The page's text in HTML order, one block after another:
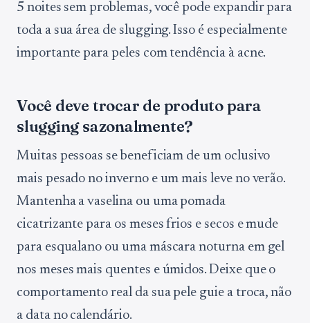
5 noites sem problemas, você pode expandir para
toda a sua área de slugging. Isso é especialmente
importante para peles com tendência à acne.
Você deve trocar de produto para
slugging sazonalmente?
Muitas pessoas se beneficiam de um oclusivo
mais pesado no inverno e um mais leve no verão.
Mantenha a vaselina ou uma pomada
cicatrizante para os meses frios e secos e mude
para esqualano ou uma máscara noturna em gel
nos meses mais quentes e úmidos. Deixe que o
comportamento real da sua pele guie a troca, não
a data no calendário.